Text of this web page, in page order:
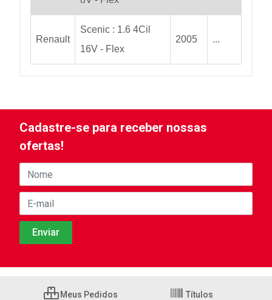
Renault
Scenic : 1.6 4Cil
16V - Flex
2005 ...
Cadastre-se para receber nossas
ofertas!
Meus Pedidos Títulos